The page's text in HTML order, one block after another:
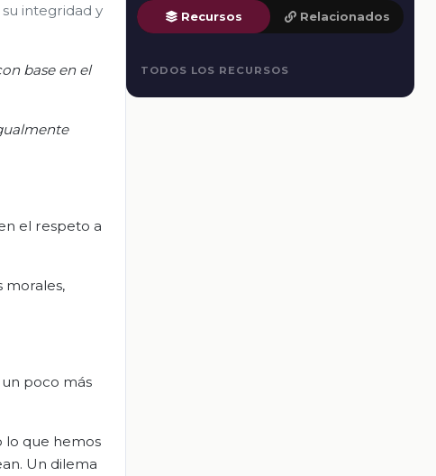
integridad y
base en el
el respeto a
morales,
poco más
lo que hemos
Un dilema
Recursos Relacionados
TODOS LOS RECURSOS